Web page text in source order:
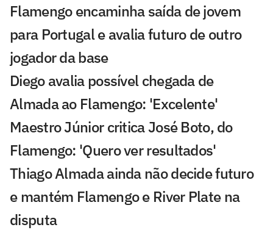
Flamengo encaminha saída de jovem
para Portugal e avalia futuro de outro
jogador da base
Diego avalia possível chegada de
Almada ao Flamengo: 'Excelente'
Maestro Júnior critica José Boto, do
Flamengo: 'Quero ver resultados'
Thiago Almada ainda não decide futuro
e mantém Flamengo e River Plate na
disputa